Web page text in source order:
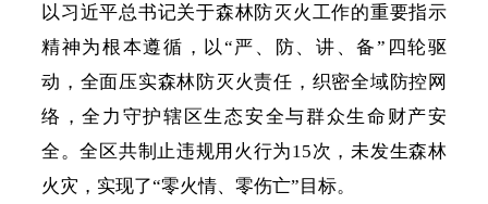
以习近平总书记关于森林防灭火工作的重要指示
精神为根本遵循，以“严、防、讲、备”四轮驱
动，全面压实森林防灭火责任，织密全域防控网
络，全力守护辖区生态安全与群众生命财产安
全。全区共制止违规用火行为15次，未发生森林
火灾，实现了“零火情、零伤亡”目标。